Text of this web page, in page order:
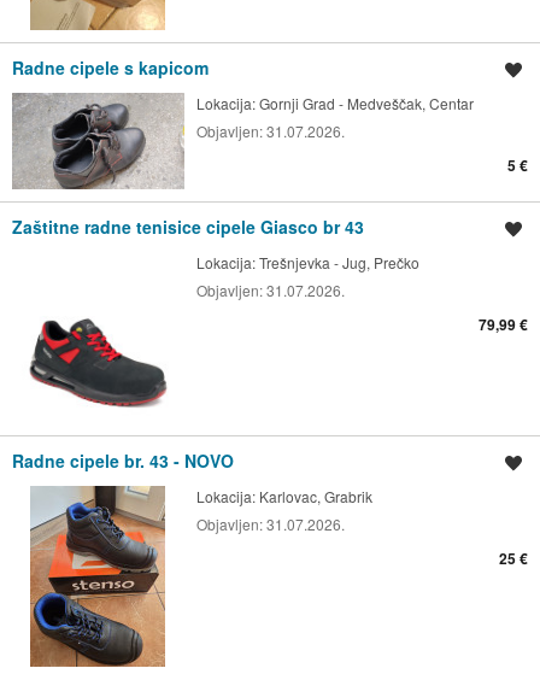
Radne cipele s kapicom
Lokacija:Gornji Grad - Medveščak, Centar
Objavljen:31.07.2026.
5 €
Zaštitne radne tenisice cipele Giasco br 43
Lokacija:Trešnjevka - Jug, Prečko
Objavljen:31.07.2026.
79,99 €
Radne cipele br. 43 - NOVO
Lokacija: Karlovac, Grabrik
Objavljen:31.07.2026.
25 €